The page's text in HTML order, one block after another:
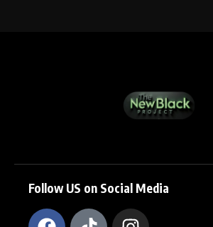
Follow US on Social Media